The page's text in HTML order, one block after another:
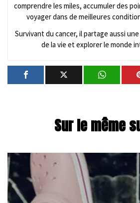
comprendre les miles, accumuler des
voyager dans de meilleures
Survivant du cancer, il partage aussi
de la vie et explorer le monde
Sur le même